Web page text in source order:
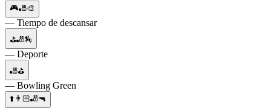
🎮🎳🎨
— Tiempo de descansar
⛳🎳🏇
— Deporte
🎳⛳
— Bowling Green
⬆️👨🏻🎳🔫